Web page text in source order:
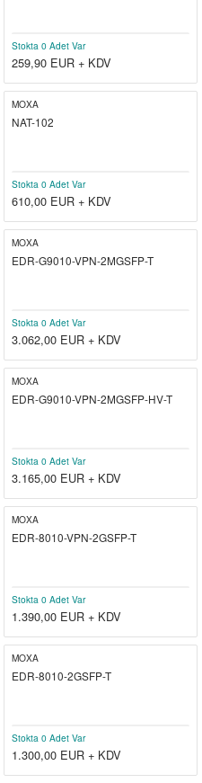
Stokta 0 Adet Var
259,90 EUR + KDV
MOXA
NAT-102
Stokta 0 Adet Var
610,00 EUR + KDV
MOXA
EDR-G9010-VPN-2MGSFP-T
Stokta 0 Adet Var
3.062,00 EUR + KDV
MOXA
EDR-G9010-VPN-2MGSFP-HV-T
Stokta 0 Adet Var
3.165,00 EUR + KDV
MOXA
EDR-8010-VPN-2GSFP-T
Stokta 0 Adet Var
1.390,00 EUR + KDV
MOXA
EDR-8010-2GSFP-T
Stokta 0 Adet Var
1.300,00 EUR + KDV